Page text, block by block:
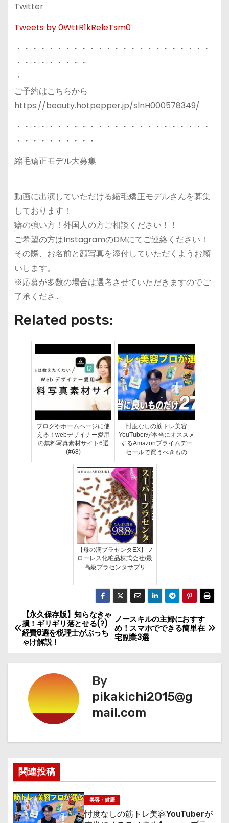
Twitter
Tweets by 0WttR1kReleTsm0
・・・・・・・・・・・・・・・・・・・・・・・・
・・・・・・・・・
・
ご予約はこちらから
https://beauty.hotpepper.jp/slnH000578349/
・・・・・・・・・・・・・・・・・・・・・・・・
・・・・・・・・・・
縮毛矯正モデル大募集
動画に出演していただける縮毛矯正モデルさんを募集
しております！
癖の強い方！外国人の方ご相談ください！！
ご希望の方はInstagramのDMにてご連絡ください！
その際、お名前と顔写真を添付していただくようお願
いします。
※応募が多数の場合は選考させていただきますのでご
了承くださ…
Related posts:
ブログやホームページに使
える！webデザイナー愛用
の無料写真素材サイト6選
(#68)
忖度なしの筋トレ美容
YouTuberが本当にオススメ
するAmazonプライムデー
セールで買うべきもの
【母の滴プラセンタEX】フ
ローレス化粧品株式会社/最
高級プラセンタサプリ
投
稿
ナ
ビ
ゲ
シ
ョ
ン
ノースキルの主婦におすす
め！スマホでできる簡単在
宅副業3選
【永久保存版】知らなきゃ
損！ギリギリ落とせる(?)
経費8選を税理士がぶっち
ゃけ解説！
By
pikakichi2015@g
mail.com
関連投稿
美容・健康
忖度なしの筋トレ美容YouTuberが